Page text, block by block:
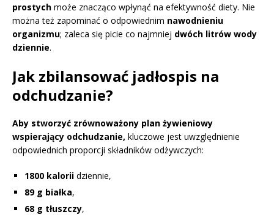
prostych może znacząco wpłynąć na efektywność diety. Nie
można też zapominać o odpowiednim nawodnieniu
organizmu; zaleca się picie co najmniej dwóch litrów wody
dziennie.
Jak zbilansować jadłospis na
odchudzanie?
Aby stworzyć zrównoważony plan żywieniowy
wspierający odchudzanie, kluczowe jest uwzględnienie
odpowiednich proporcji składników odżywczych:
1800 kalorii dziennie,
89 g białka,
68 g tłuszczy,